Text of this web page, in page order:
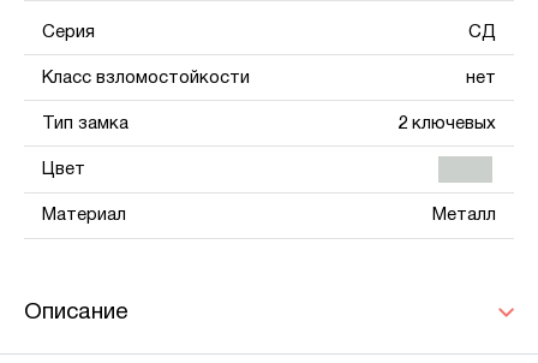
Серия СД
Класс взломостойкости нет
Тип замка 2 ключевых
Цвет
Материал Металл
Описание